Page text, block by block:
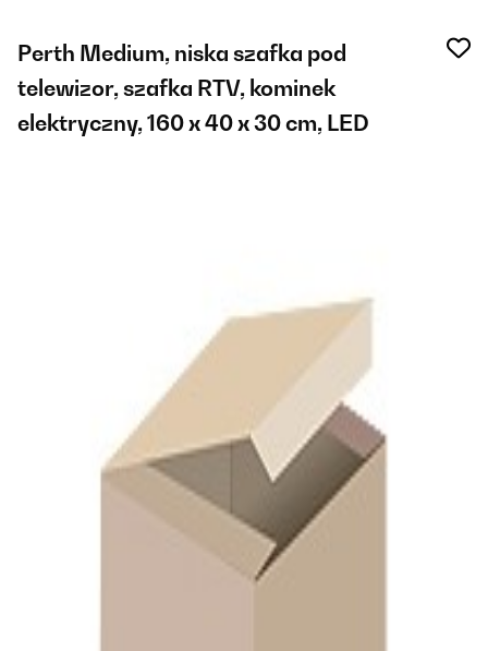
Perth Medium, niska szafka pod
telewizor, szafka RTV, kominek
elektryczny, 160 x 40 x 30 cm, LED